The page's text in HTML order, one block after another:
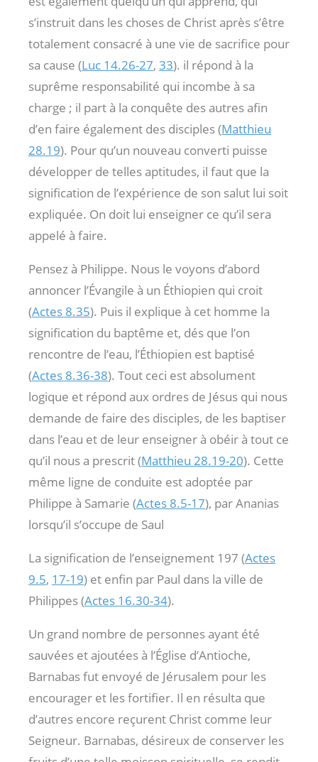
s’instruit dans les choses de Christ après s’être
totalement consacré à une vie de sacrifice pour
sa cause (Luc 14.26-27, 33). il répond à la
suprême responsabilité qui incombe à sa
charge ; il part à la conquête des autres afin
d’en faire également des disciples (Matthieu
28.19). Pour qu’un nouveau converti puisse
développer de telles aptitudes, il faut que la
signification de l’expérience de son salut lui soit
expliquée. On doit lui enseigner ce qu’il sera
appelé à faire.
Pensez à Philippe. Nous le voyons d’abord
annoncer l’Évangile à un Éthiopien qui croit
(Actes 8.35). Puis il explique à cet homme la
signification du baptême et, dés que l’on
rencontre de l’eau, l’Éthiopien est baptisé
(Actes 8.36-38). Tout ceci est absolument
logique et répond aux ordres de Jésus qui nous
demande de faire des disciples, de les baptiser
dans l’eau et de leur enseigner à obéir à tout ce
qu’il nous a prescrit (Matthieu 28.19-20). Cette
même ligne de conduite est adoptée par
Philippe à Samarie (Actes 8.5-17), par Ananias
lorsqu’il s’occupe de Saul
La signification de l’enseignement 197 (Actes
9.5, 17-19) et enfin par Paul dans la ville de
Philippes (Actes 16.30-34).
Un grand nombre de personnes ayant été
sauvées et ajoutées à l’Église d’Antioche,
Barnabas fut envoyé de Jérusalem pour les
encourager et les fortifier. Il en résulta que
d’autres encore reçurent Christ comme leur
Seigneur. Barnabas, désireux de conserver les